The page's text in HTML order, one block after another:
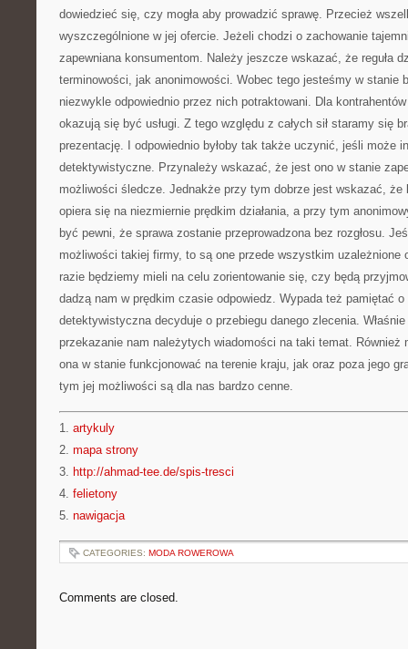
dowiedzieć się, czy mogła aby prowadzić sprawę. Przecież
wyszczególnione w jej ofercie. Jeżeli chodzi o zachowanie
zapewniana konsumentom. Należy jeszcze wskazać, że reguła
terminowości, jak anonimowości. Wobec tego jesteśmy w stanie
niezwykle odpowiednio przez nich potraktowani. Dla
okazują się być usługi. Z tego względu z całych sił staramy się
prezentację. I odpowiednio byłoby tak także uczynić, jeśli może
detektywistyczne. Przynależy wskazać, że jest ono w stanie
możliwości śledcze. Jednakże przy tym dobrze jest wskazać, że
opiera się na niezmiernie prędkim działania, a przy tym
być pewni, że sprawa zostanie przeprowadzona bez rozgłosu.
możliwości takiej firmy, to są one przede wszystkim uzależnione
razie będziemy mieli na celu zorientowanie się, czy będą
dadzą nam w prędkim czasie odpowiedz. Wypada też pamiętać
detektywistyczna decyduje o przebiegu danego zlecenia.
przekazanie nam należytych wiadomości na taki temat.
ona w stanie funkcjonować na terenie kraju, jak oraz poza jego
tym jej możliwości są dla nas bardzo cenne.
1. artykuly
2. mapa strony
3. http://ahmad-tee.de/spis-tresci
4. felietony
5. nawigacja
CATEGORIES: MODA ROWEROWA
Comments are closed.